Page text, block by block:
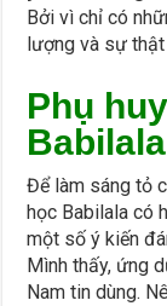
Bởi vì chỉ có
lượng và sự
Phụ
Để làm sáng tỏ
học Babilala có
một số ý kiến
Mình thấy, ứng
Nam tin dùng.